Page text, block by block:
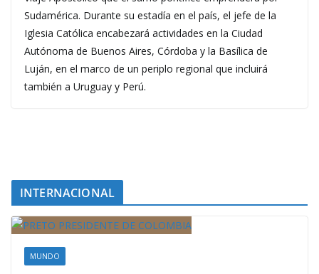
Sudamérica. Durante su estadía en el país, el jefe de la
Iglesia Católica encabezará actividades en la Ciudad
Autónoma de Buenos Aires, Córdoba y la Basílica de
Luján, en el marco de un periplo regional que incluirá
también a Uruguay y Perú.
INTERNACIONAL
MUNDO